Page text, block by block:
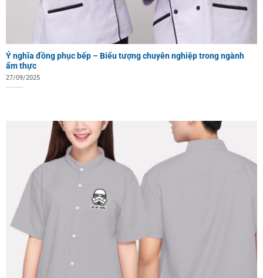
Ý nghĩa đồng phục bếp – Biểu tượng chuyên nghiệp trong ngành
ẩm thực
27/09/2025